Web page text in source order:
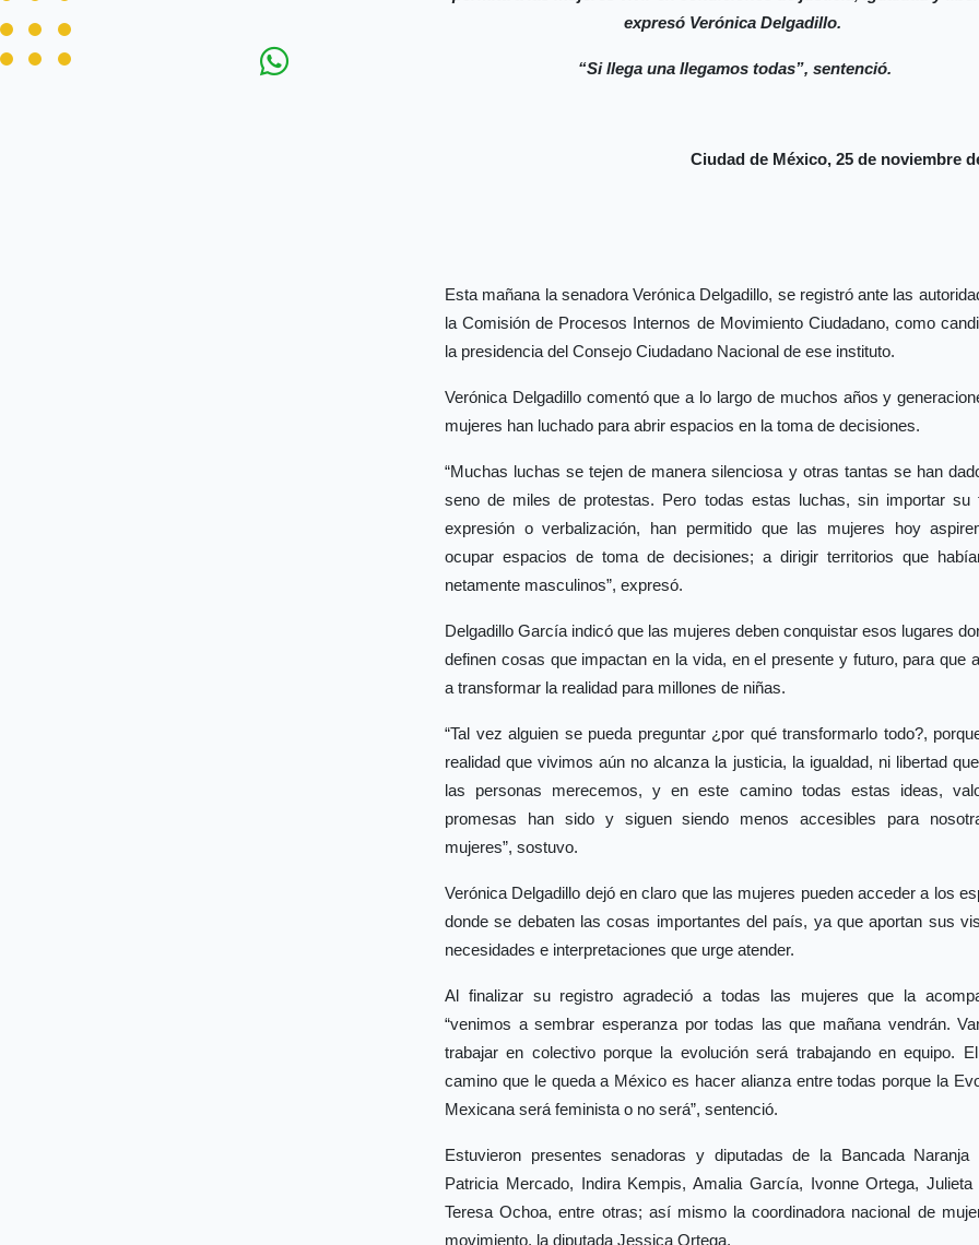
expresó Verónica Delgadillo.
“Si llega una llegamos todas”, sentenció.
Ciudad de México, 25 de noviembre
Esta mañana la senadora Verónica Delgadillo, se registró ante las
la Comisión de Procesos Internos de Movimiento Ciudadano, como
la presidencia del Consejo Ciudadano Nacional de ese instituto.
Verónica Delgadillo comentó que a lo largo de muchos años y
mujeres han luchado para abrir espacios en la toma de decisiones.
“Muchas luchas se tejen de manera silenciosa y otras tantas se han
seno de miles de protestas. Pero todas estas luchas, sin importar su
expresión o verbalización, han permitido que las mujeres hoy
ocupar espacios de toma de decisiones; a dirigir territorios que
netamente masculinos”, expresó.
Delgadillo García indicó que las mujeres deben conquistar esos lugares
definen cosas que impactan en la vida, en el presente y futuro, para que
a transformar la realidad para millones de niñas.
“Tal vez alguien se pueda preguntar ¿por qué transformarlo todo?,
realidad que vivimos aún no alcanza la justicia, la igualdad, ni libertad
las personas merecemos, y en este camino todas estas ideas,
promesas han sido y siguen siendo menos accesibles para
mujeres”, sostuvo.
Verónica Delgadillo dejó en claro que las mujeres pueden acceder a los
donde se debaten las cosas importantes del país, ya que aportan sus
necesidades e interpretaciones que urge atender.
Al finalizar su registro agradeció a todas las mujeres que la
“venimos a sembrar esperanza por todas las que mañana vendrán.
trabajar en colectivo porque la evolución será trabajando en equipo.
camino que le queda a México es hacer alianza entre todas porque la
Mexicana será feminista o no será”, sentenció.
Estuvieron presentes senadoras y diputadas de la Bancada Naranja
Patricia Mercado, Indira Kempis, Amalia García, Ivonne Ortega, Julieta
Teresa Ochoa, entre otras; así mismo la coordinadora nacional de
movimiento, la diputada Jessica Ortega.